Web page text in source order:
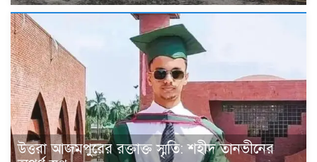
উত্তরা আজমপুরের রক্তাক্ত স্মৃতি: শহীদ তানভীনের